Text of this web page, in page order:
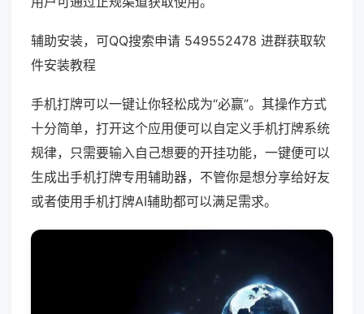
辅助安装，可QQ搜索申请 549552478 进群获取软
件安装教程
手机打牌可以一键让你轻松成为“必赢”。其操作方式
十分简单，打开这个应用便可以自定义手机打牌系统
规律，只需要输入自己想要的开挂功能，一键便可以
生成出手机打牌专用辅助器，不管你是想分享给好友
或者使用手机打牌AI辅助都可以满足需求。